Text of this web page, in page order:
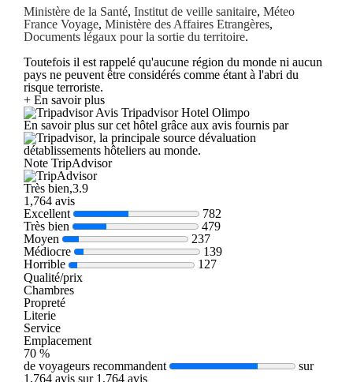
Ministère de la Santé, Institut de veille sanitaire, Méteo
France Voyage, Ministère des Affaires Etrangères,
Documents légaux pour la sortie du territoire.
Toutefois il est rappelé qu'aucune région du monde ni aucun
pays ne peuvent être considérés comme étant à l'abri du
risque terroriste.
+ En savoir plus
Avis Tripadvisor Hotel Olimpo
En savoir plus sur cet hôtel grâce aux avis fournis par
, la principale source dévaluation
détablissements hôteliers au monde.
Note TripAdvisor
Très bien,3.9
1,764 avis
Excellent
782
Très bien
479
Moyen
237
Médiocre
139
Horrible
127
Qualité/prix
Chambres
Propreté
Literie
Service
Emplacement
70 %
de voyageurs recommandent
sur
1,764 avis sur 1,764 avis